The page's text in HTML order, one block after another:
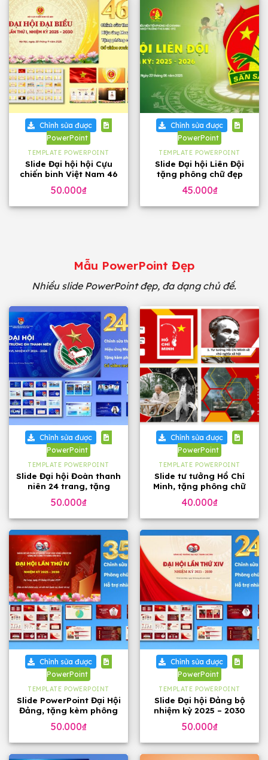
Chỉnh sửa được
PowerPoint
TEMPLATE POWERPOINT
Slide Đại hội hội Cựu
chiến binh Việt Nam 46
50.000₫
Chỉnh sửa được
PowerPoint
TEMPLATE POWERPOINT
Slide Đại hội Liên Đội
tặng phông chữ đẹp
45.000₫
Mẫu PowerPoint Đẹp
Nhiều slide PowerPoint đẹp, đa dạng chủ đề.
Chỉnh sửa được
PowerPoint
TEMPLATE POWERPOINT
Slide Đại hội Đoàn thanh
niên 24 trang, tặng
50.000₫
Chỉnh sửa được
PowerPoint
TEMPLATE POWERPOINT
Slide tư tưởng Hồ Chí
Minh, tặng phông chữ
40.000₫
Chỉnh sửa được
PowerPoint
TEMPLATE POWERPOINT
Slide PowerPoint Đại Hội
Đảng, tặng kèm phông
50.000₫
Chỉnh sửa được
PowerPoint
TEMPLATE POWERPOINT
Slide Đại hội Đảng bộ
nhiệm kỳ 2025 – 2030
slide)
50.000₫